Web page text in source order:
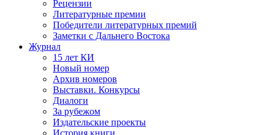
Рецензии
Литературные премии
Победители литературных премий
Заметки с Дальнего Востока
Журнал
15 лет КИ
Новый номер
Архив номеров
Выставки. Конкурсы
Диалоги
За рубежом
Издательские проекты
История книги